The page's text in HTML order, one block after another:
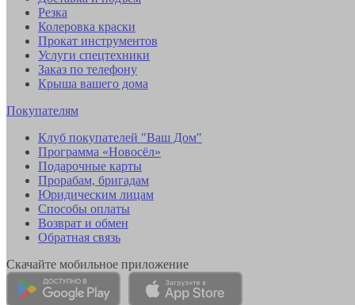
Резка
Колеровка краски
Прокат инструментов
Услуги спецтехники
Заказ по телефону
Крыша вашего дома
Покупателям
Клуб покупателей "Ваш Дом"
Программа «Новосёл»
Подарочные карты
Прорабам, бригадам
Юридическим лицам
Способы оплаты
Возврат и обмен
Обратная связь
Скачайте мобильное приложение